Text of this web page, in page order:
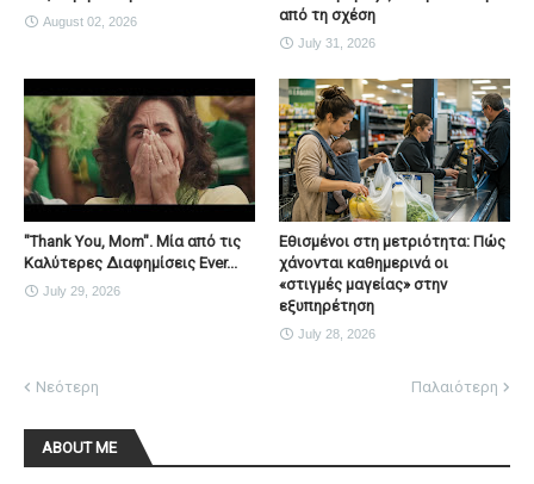
August 02, 2026
από τη σχέση
July 31, 2026
"Thank You, Mοm". Μία από τις
Καλύτερες Διαφημίσεις Ever...
July 29, 2026
Εθισμένοι στη μετριότητα: Πώς
χάνονται καθημερινά οι
«στιγμές μαγείας» στην
εξυπηρέτηση
July 28, 2026
Νεότερη Παλαιότερη
ABOUT ME